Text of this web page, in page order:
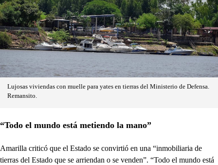
Lujosas viviendas con muelle para yates en tierras del Ministerio de Defensa.
Remansito.
“Todo el mundo está metiendo la mano”
Amarilla criticó que el Estado se convirtió en una “inmobiliaria de
tierras del Estado que se arriendan o se venden”. “Todo el mundo está